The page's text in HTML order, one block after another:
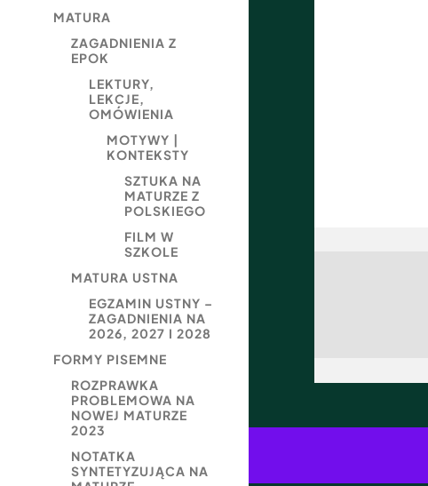
MATURA
ZAGADNIENIA Z
EPOK
LEKTURY,
LEKCJE,
OMÓWIENIA
MOTYWY |
KONTEKSTY
SZTUKA NA
MATURZE Z
POLSKIEGO
FILM W
SZKOLE
MATURA USTNA
EGZAMIN USTNY –
ZAGADNIENIA NA
2026, 2027 I 2028
FORMY PISEMNE
ROZPRAWKA
PROBLEMOWA NA
NOWEJ MATURZE
2023
NOTATKA
SYNTETYZUJĄCA NA